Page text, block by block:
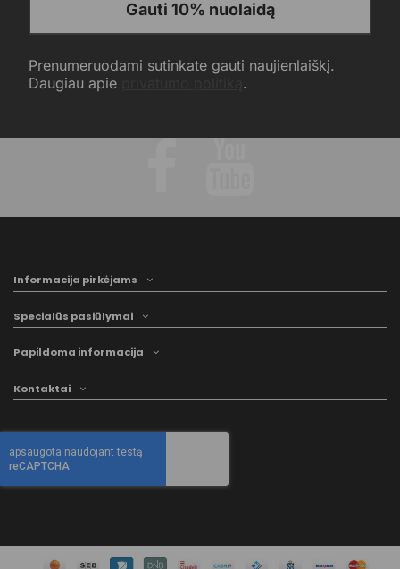
Gauti 10% nuolaidą
Prenumeruodami sutinkate gauti naujienlaiškį.
Daugiau apie
.
Informacija pirkėjams
Specialūs pasiūlymai
Papildoma informacija
Kontaktai